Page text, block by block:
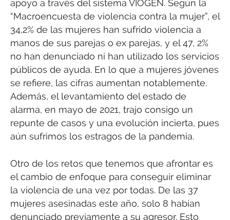
apoyo a través del sistema VIOGEN. Según la
“Macroencuesta de violencia contra la mujer”, el
34,2% de las mujeres han sufrido violencia a
manos de sus parejas o ex parejas, y el 47, 2%
no han denunciado ni han utilizado los servicios
públicos de ayuda. En lo que a mujeres jóvenes
se refiere, las cifras aumentan notablemente.
Además, el levantamiento del estado de
alarma, en mayo de 2021, trajo consigo un
repunte de casos y una evolución incierta, pues
aún sufrimos los estragos de la pandemia.
Otro de los retos que tenemos que afrontar es
el cambio de enfoque para conseguir eliminar
la violencia de una vez por todas. De las 37
mujeres asesinadas este año, solo 8 habían
denunciado previamente a su agresor. Esto